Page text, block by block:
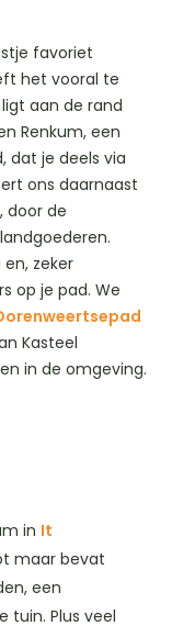
favoriet
het vooral te
ligt aan de rand
Renkum, een
dat je deels via
ons daarnaast
door de
zeker
op je pad. We
Kasteel
in de omgeving.
in It
maar bevat
een
tuin. Plus veel